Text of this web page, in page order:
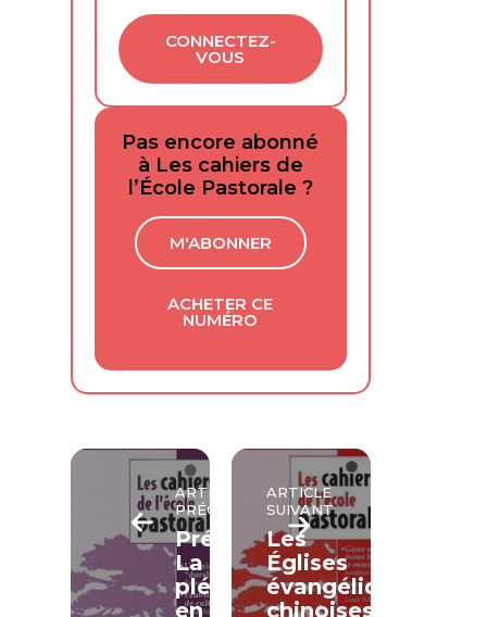
CONNECTEZ-
VOUS
Pas encore abonné
à Les cahiers de
l’École Pastorale ?
M'ABONNER
ACHETER CE
NUMÉRO
ARTICLE
PRÉCÉDENT
Prédication:
La
plénitude
en
ARTICLE
SUIVANT
Les
Églises
évangéliques
chinoises